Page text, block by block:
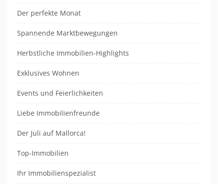
Der perfekte Monat
Spannende Marktbewegungen
Herbstliche Immobilien-Highlights
Exklusives Wohnen
Events und Feierlichkeiten
Liebe Immobilienfreunde
Der Juli auf Mallorca!
Top-Immobilien
Ihr Immobilienspezialist